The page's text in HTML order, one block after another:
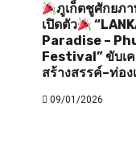
ภูเก็ตชูศักยภา
เปิดตัว
Paradise –
Festival” ขับเ
สร้างสรรค์–ท่อ
09/01/2026